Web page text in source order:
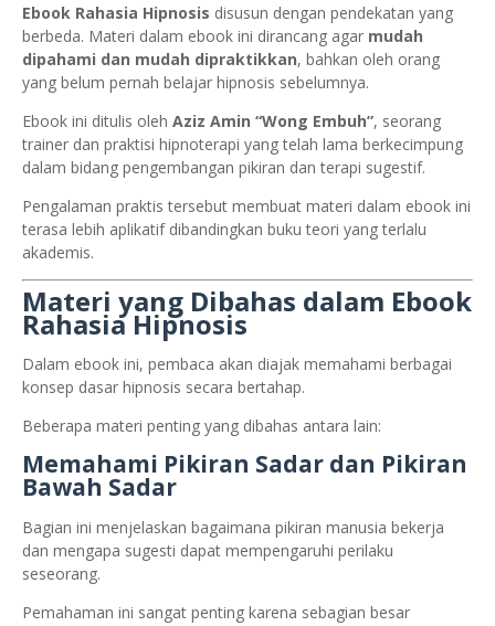
Ebook Rahasia Hipnosis disusun dengan pendekatan yang
berbeda. Materi dalam ebook ini dirancang agar mudah
dipahami dan mudah dipraktikkan, bahkan oleh orang
yang belum pernah belajar hipnosis sebelumnya.
Ebook ini ditulis oleh Aziz Amin “Wong Embuh”, seorang
trainer dan praktisi hipnoterapi yang telah lama berkecimpung
dalam bidang pengembangan pikiran dan terapi sugestif.
Pengalaman praktis tersebut membuat materi dalam ebook ini
terasa lebih aplikatif dibandingkan buku teori yang terlalu
akademis.
Materi yang Dibahas dalam Ebook
Rahasia Hipnosis
Dalam ebook ini, pembaca akan diajak memahami berbagai
konsep dasar hipnosis secara bertahap.
Beberapa materi penting yang dibahas antara lain:
Memahami Pikiran Sadar dan Pikiran
Bawah Sadar
Bagian ini menjelaskan bagaimana pikiran manusia bekerja
dan mengapa sugesti dapat mempengaruhi perilaku
seseorang.
Pemahaman ini sangat penting karena sebagian besar